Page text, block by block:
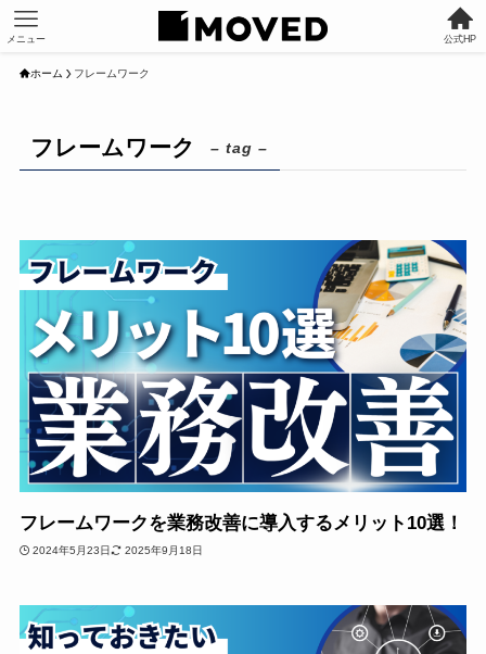
公式HP
メニュー
ホーム フレームワーク
フレームワーク – tag –
フレームワークを業務改善に導入するメリット10選！
2024年5月23日 2025年9月18日